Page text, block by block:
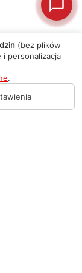
(bez plików
personalizacja
.